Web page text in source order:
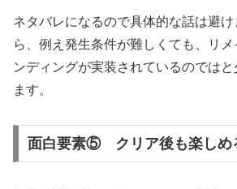
ネタバレになるので具体的な話は避
ら、例え発生条件が難しくても、リ
ンディングが実装されているのでは
ます。
面白要素⑤ クリア後も楽しめ